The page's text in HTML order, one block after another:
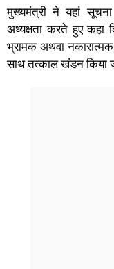
मुख्यमंत्री ने यहां
अध्यक्षता करते हुए कहा
भ्रामक अथवा नकारात्मक
साथ तत्काल खंडन किया